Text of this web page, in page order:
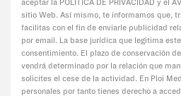
aceptar la POLÍTICA DE PRIVACIDAD y el
sitio Web. Así mismo, te informamos que,
facilitas con el fin de enviarle publicidad
por email. La base jurídica que legitima
consentimiento. El plazo de conservación
vendrá determinado por la relación que
solicites el cese de la actividad. En Ploi
personales por tanto tienes derecho a